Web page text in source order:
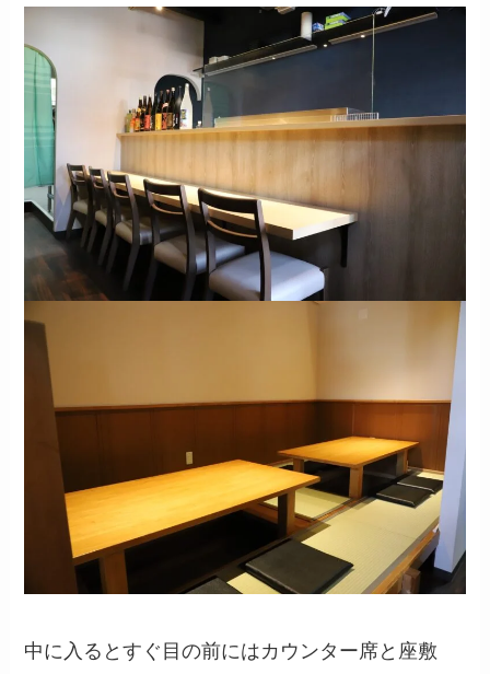
中に入るとすぐ目の前にはカウンター席と座敷